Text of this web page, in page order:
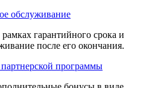
обслуживание
гарантийного срока и
после его окончания.
программы